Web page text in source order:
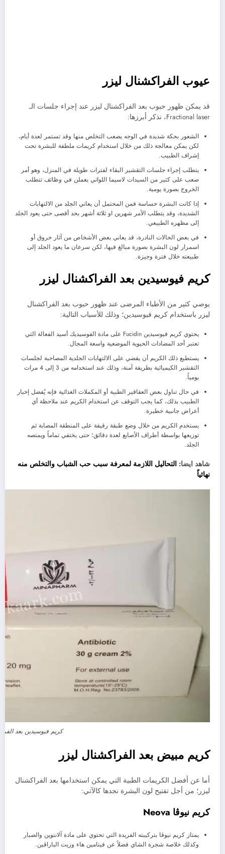
عيوب الفراكشنال ليزر
قد يمكن ظهور حبوب بعد الفراكشنال ليزر عند إجراء جلسات الـ
Fractional laser، نذكر أبرزها:
الشعور بحكة شديدة في الوجه يصعب التخلص منها وقد تستمر لعدة أيام،
لكن يمكن معالجة ذلك من خلال استخدام كريمات ملطفة للبشرة تحت
إشراف الطبيب.
يتطلب إجراء جلسات التقشير البقاء لفترات طويلة في المنزل، وهو أمر
صعب على كثير من السيدات لاسيما اللواتي يعملن في وظائف تتطلب
الخروج بصورة يومية.
إذا كانت البشرة حساسة فمن المحتمل أن يعاني الجلد من الالتهابات
الشديدة، وقد يتطلب الأمر شهرين او ثلاثة أشهر بحد أقصى حتى يعود الجلد
إلى مظهره الطبيعي.
في بعض الحالات النادرة، قد يعاني بعض الأشخاص من آثار حروق أو
اسمرار لون البشرة بصورة مبالغ فيها، لكن سرعان ما يعود الجلد إلى
طبيعته خلال فترة وجيزة.
كريم فيوسيدين بعد الفراكشنال ليزر
يوصي كثير من الأطباء المرضى عند ظهور حبوب بعد الفراكشنال
ليزر باستخدام كريم فيوسيدين؛ وذلك للأسباب التالية:
يحتوي كريم فيوسيدين Fucidin على مادة الفوسيديك أسيد الفعالة التي
تعتبر أحد المضادات الحيوية الموضعية واسعة المجال.
يستطيع ذلك الكريم أن يقضي على الالتهابات الجلدية المصاحبة لجلسات
التقشير الكيميائية بطريقة آمنة، وذلك عند استخدامه من 3 إلى 4 مرات
يومياً.
في حال تناول بعض العقاقير الطبية أو المكملات الغذائية فإنه يُفضل إخبار
الطبيب بذلك، كما يجب التوقف عن استخدام الكريم عند ملاحظة أي
أعراض جانبية خطيرة.
يستخدم الكريم من خلال وضع طبقة رقيقة على المنطقة المصابة ثم
توزيعها بواسطة أطراف الأصابع لعدة دقائق؛ حتى يختفي تماماً ويمتصه
الجلد.
شاهد ايضا: التحاليل اللازمة لمعرفة سبب حب الشباب والتخلص منه
نهائياً
كريم فيوسيدين بعد
كريم مبيض بعد الفراكشنال ليزر
أما عن أفضل الكريمات الطبية التي يمكن استخدامها بعد الفراكشنال
ليزر؛ من أجل تفتيح لون البشرة نجدها كالآتي:
كريم نيوڤا Neova
يمتاز كريم نيوڤا بتركيبته الفريدة التي تحتوي على مادة آلانتوين والصبار
وكذلك خلاصة شجرة الشاي فضلاً عن فيتامين هاء وزيت الباراڤين.